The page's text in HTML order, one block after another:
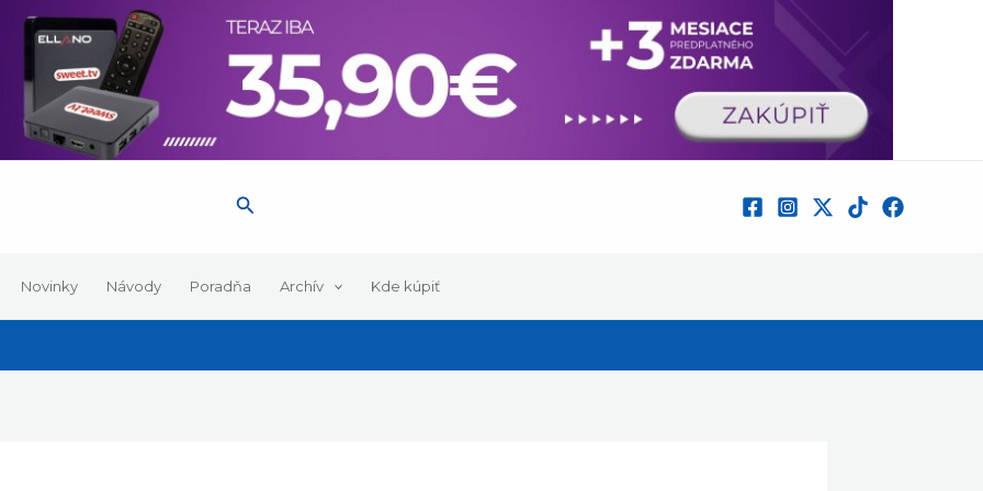
Hľadať
Novinky Návody Poradňa Archív Kde kúpiť